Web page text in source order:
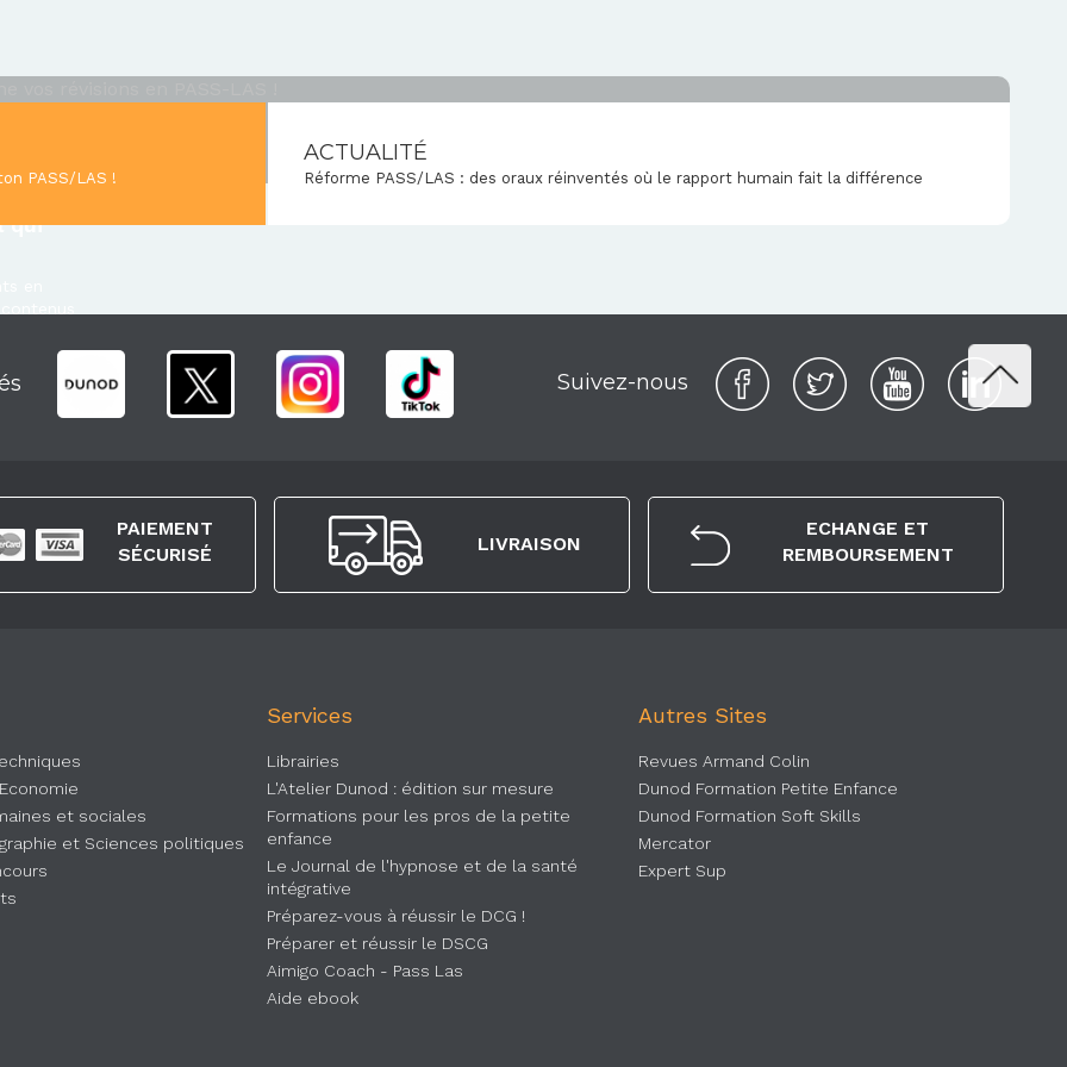
qui
PASS/LAS !
ACTUALITÉ
Réforme PASS/LAS : des oraux réinventés où le rapport humain fait la différence
Suivez-nous
PAIEMENT
SÉCURISÉ
LIVRAISON
ECHANGE ET
REMBOURSEMENT
et sociales
et Sciences politiques
Services
Librairies
L'Atelier Dunod : édition sur mesure
Formations pour les pros de la petite
enfance
Le Journal de l'hypnose et de la santé
intégrative
Préparez-vous à réussir le DCG !
Préparer et réussir le DSCG
Aimigo Coach - Pass Las
Aide ebook
Autres Sites
Revues Armand Colin
Dunod Formation Petite Enfance
Dunod Formation Soft Skills
Mercator
Expert Sup